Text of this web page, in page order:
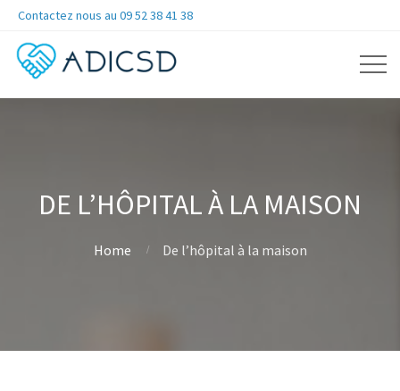
Contactez nous au 09 52 38 41 38
DE L’HÔPITAL À LA MAISON
Home De l’hôpital à la maison